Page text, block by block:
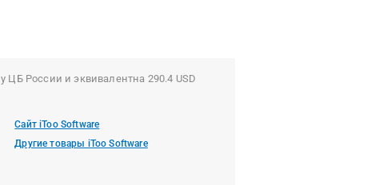
ЦБ России и эквивалентна 290.4 USD
Сайт iToo Software
Другие товары iToo Software